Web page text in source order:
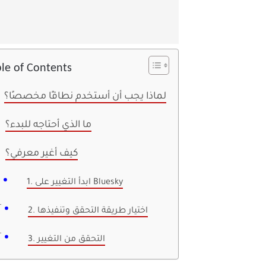
of Contents
لماذا يجب أن أستخدم نطاقًا مخصصًا؟
ما الذي أحتاجه للبدء؟
كيف أغير معرفي؟
1. ابدأ التغيير على Bluesky
2. اختيار طريقة التحقق وتنفيذها
3. التحقق من التغيير